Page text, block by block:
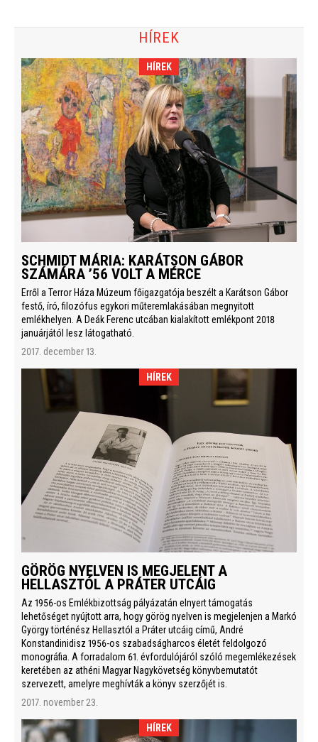
HÍREK
HÍREK
SCHMIDT MÁRIA: KARÁTSON GÁBOR
SZÁMÁRA ’56 VOLT A MÉRCE
Erről a Terror Háza Múzeum főigazgatója beszélt a Karátson Gábor
festő, író, filozófus egykori műteremlakásában megnyitott
emlékhelyen. A Deák Ferenc utcában kialakított emlékpont 2018
januárjától lesz látogatható.
2017. december 13.
HÍREK
GÖRÖG NYELVEN IS MEGJELENT A
HELLASZTÓL A PRÁTER UTCÁIG
Az 1956-os Emlékbizottság pályázatán elnyert támogatás
lehetőséget nyújtott arra, hogy görög nyelven is megjelenjen a Markó
György történész Hellasztól a Práter utcáig című, André
Konstandinidisz 1956-os szabadságharcos életét feldolgozó
monográfia. A forradalom 61. évfordulójáról szóló megemlékezések
keretében az athéni Magyar Nagykövetség könyvbemutatót
szervezett, amelyre meghívták a könyv szerzőjét is.
2017. november 23.
HÍREK